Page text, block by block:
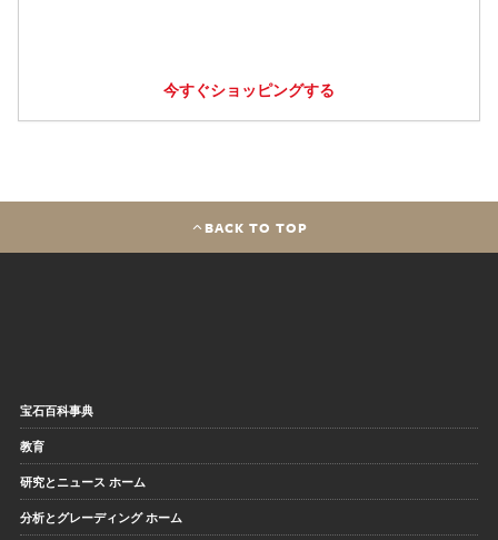
今すぐショッピングする
BACK TO TOP
宝石百科事典
教育
研究とニュース ホーム
分析とグレーディング ホーム